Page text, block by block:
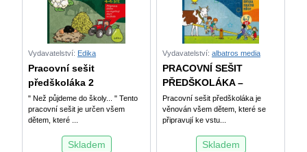
Vydavatelství: Edika
Pracovní sešit
předškoláka 2
" Než půjdeme do školy... " Tento
pracovní sešit je určen všem
dětem, které ...
Skladem
Vydavatelství: albatros media
PRACOVNÍ SEŠIT
PŘEDŠKOLÁKA –
Pracovní sešit předškoláka je
věnován všem dětem, které se
připravují ke vstu...
Skladem